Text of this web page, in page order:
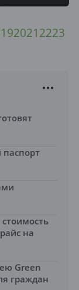
1920212223
на
Green
граждан